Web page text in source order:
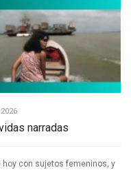
narradas
hoy con sujetos femeninos, y